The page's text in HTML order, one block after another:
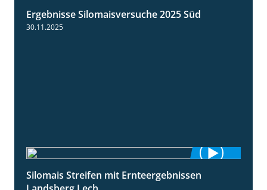
Ergebnisse Silomaisversuche 2025 Süd
30.11.2025
11:01
Silomais Streifen mit Ernteergebnissen